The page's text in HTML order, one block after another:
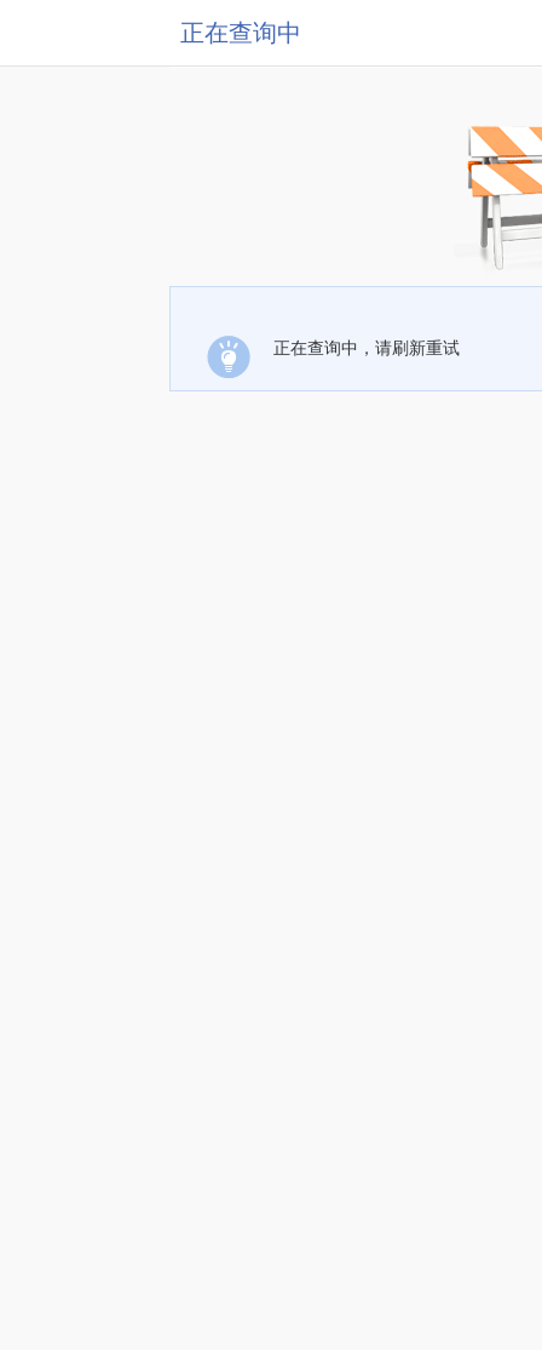
正在查询中
正在查询中，请刷新重试